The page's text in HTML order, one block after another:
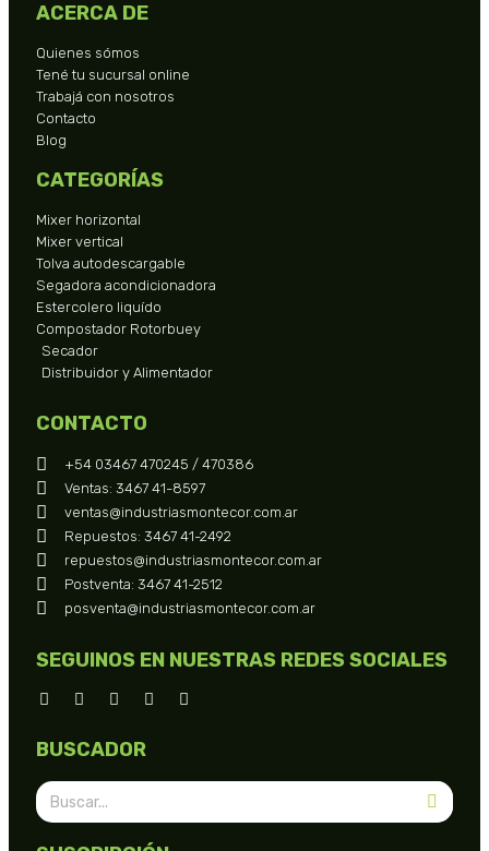
ACERCA DE
Quienes sómos
Tené tu sucursal online
Trabajá con nosotros
Contacto
Blog
CATEGORÍAS
Mixer horizontal
Mixer vertical
Tolva autodescargable
Segadora acondicionadora
Estercolero liquído
Compostador Rotorbuey
Secador
Distribuidor y Alimentador
CONTACTO
+54 03467 470245 / 470386
Ventas: 3467 41-8597
ventas@industriasmontecor.com.ar
Repuestos: 3467 41-2492
repuestos@industriasmontecor.com.ar
Postventa: 3467 41-2512
posventa@industriasmontecor.com.ar
SEGUINOS EN NUESTRAS REDES SOCIALES
BUSCADOR